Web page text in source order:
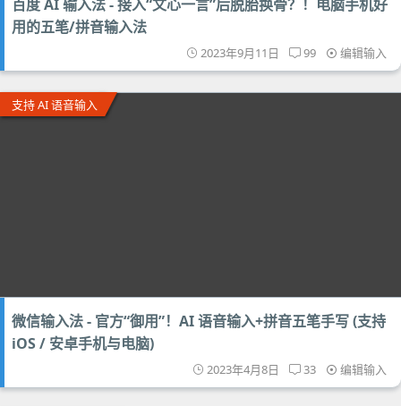
百度 AI 输入法 - 接入“文心一言”后脱胎换骨？！电脑手机好
用的五笔/拼音输入法
2023年9月11日 99 编辑输入
支持 AI 语音输入
微信输入法 - 官方“御用”！AI 语音输入+拼音五笔手写 (支持
iOS / 安卓手机与电脑)
2023年4月8日 33 编辑输入